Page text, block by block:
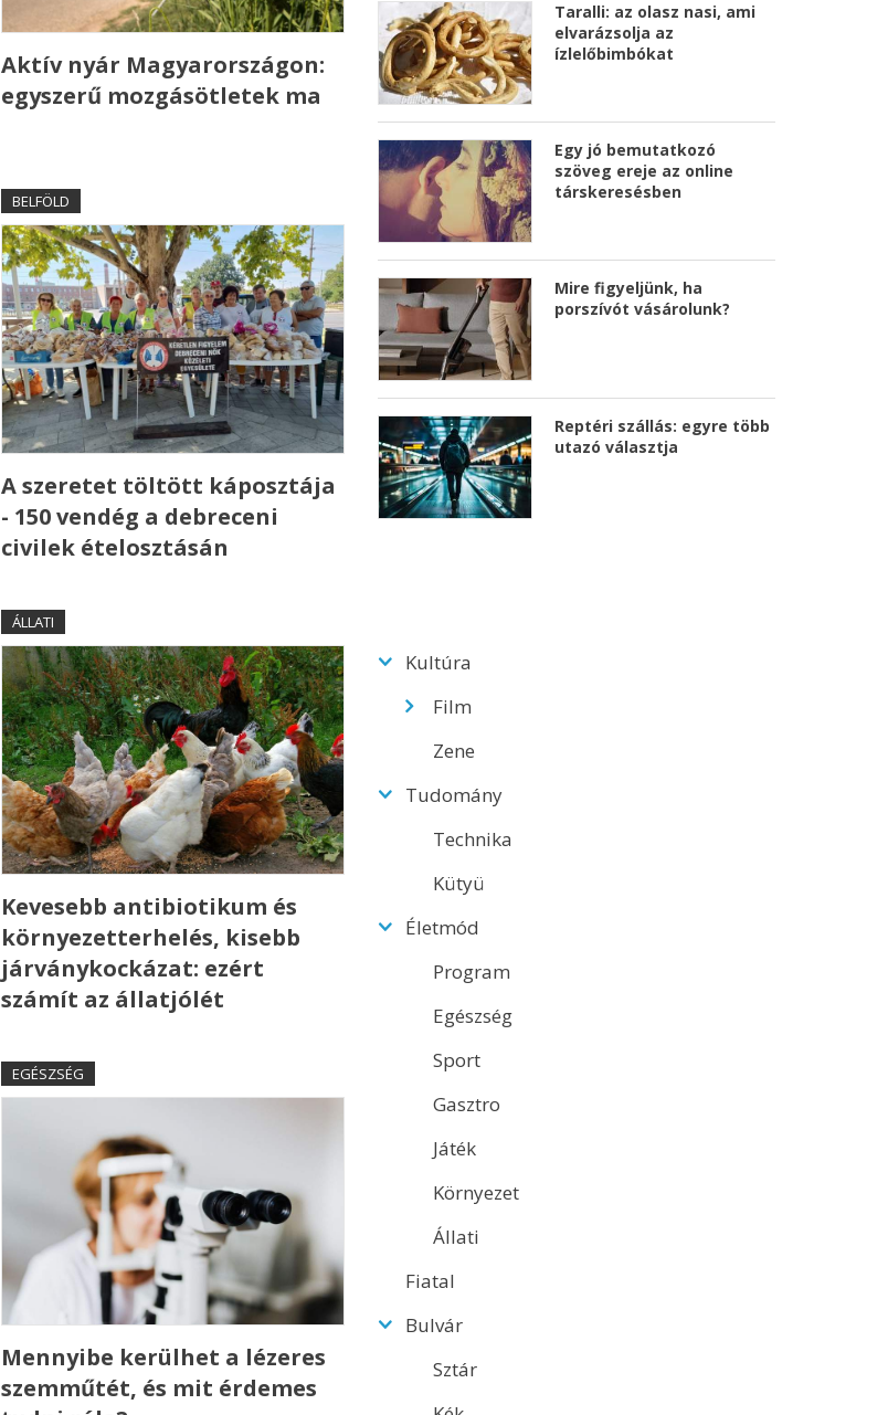
Aktív nyár Magyarországon:
egyszerű mozgásötletek ma
BELFÖLD
A szeretet töltött káposztája
- 150 vendég a debreceni
civilek ételosztásán
ÁLLATI
Kevesebb antibiotikum és
környezetterhelés, kisebb
járványkockázat: ezért
számít az állatjólét
EGÉSZSÉG
Mennyibe kerülhet a lézeres
szemműtét, és mit érdemes
Taralli: az olasz nasi, ami
elvarázsolja az
ízlelőbimbókat
Egy jó bemutatkozó
szöveg ereje az online
társkeresésben
Mire figyeljünk, ha
porszívót vásárolunk?
Reptéri szállás: egyre több
utazó választja
Kultúra
Film
Zene
Tudomány
Technika
Kütyü
Életmód
Program
Egészség
Sport
Gasztro
Játék
Környezet
Állati
Fiatal
Bulvár
Sztár